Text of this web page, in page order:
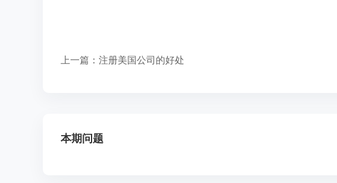
上一篇： 注册美国公司的好处
本期问题